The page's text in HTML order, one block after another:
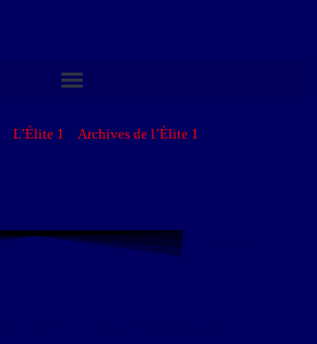
L’Élite 1 Archives de l’Élite 1